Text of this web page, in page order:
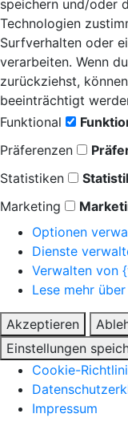
speichern und/oder
Technologien
Surfverhalten oder
verarbeiten. Wenn
zurückziehst,
beeinträchtigt
Funktional
Präferenzen
Statistiken
Marketing
Optionen
Dienste
Verwalten von
Lese mehr
Akzeptieren
Einstellungen
Cookie-
Impressum